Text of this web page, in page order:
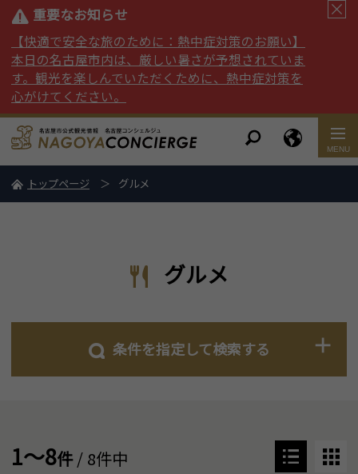
重要なお知らせ
【快適で安全な旅のために：熱中症対策のお願い】
本日の名古屋市内は、厳しい暑さが予想されていま
す。観光を楽しんでいただくために、熱中症対策を
心がけてください。
トップページ グルメ
グルメ
条件を指定して検索する
1～8件/ 8件中